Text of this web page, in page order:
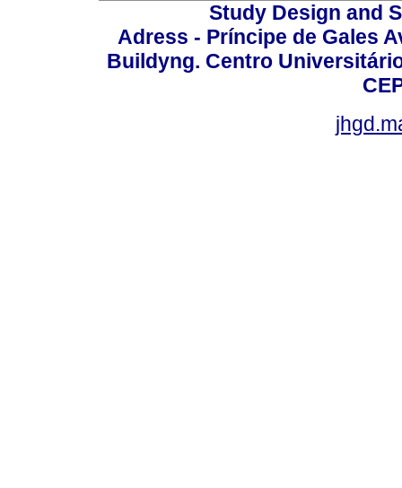
Study Design and
Adress - Príncipe de Gales
Buildyng. Centro